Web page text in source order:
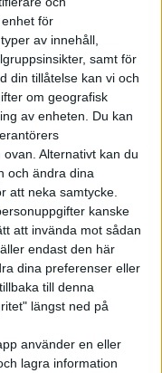
för
av innehåll,
samt för
din tillåtelse kan vi och
om geografisk
av enheten. Du kan
Alternativt kan du
och ändra dina
att neka samtycke.
kanske
att invända mot sådan
endast den här
dina preferenser eller
till denna
längst ned på
använder en eller
lagra information
– men de kan
först i mål har
planerat sina
anordnas
och Tesla Club Sweden
hemsida,